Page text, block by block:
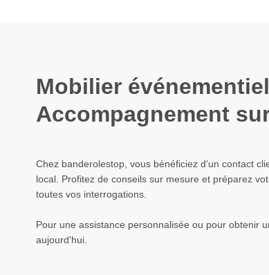
Mobilier
Accompagnement
Chez banderolestop, vous bénéficiez d'un contact
local. Profitez de conseils sur mesure et préparez
toutes vos interrogations.
Pour une assistance personnalisée ou pour obtenir
aujourd'hui.